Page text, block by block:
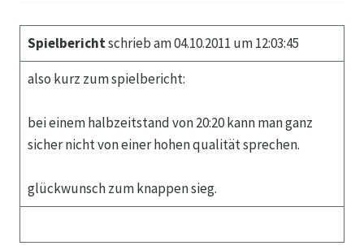
Spielberichtschrieb am 04.10.2011 um 12:03:45
also kurz zum spielbericht:
bei einem halbzeitstand von 20:20 kann man ganz
sicher nicht von einer hohen qualität sprechen.
glückwunsch zum knappen sieg.